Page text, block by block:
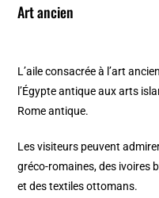
Art ancien
L’aile consacrée à l’art
l’Égypte antique aux arts
Rome antique.
Les visiteurs peuvent
gréco-romaines, des ivoires
et des textiles ottomans.